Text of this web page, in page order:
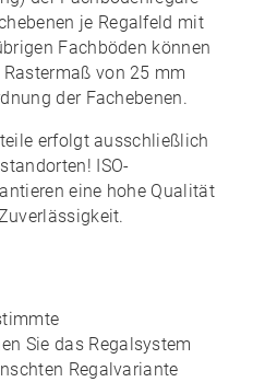
je Regalfeld mit
Fachböden können
von 25 mm
der Fachebenen.
erfolgt ausschließlich
ISO-
eine hohe Qualität
Sie das Regalsystem
Regalvariante